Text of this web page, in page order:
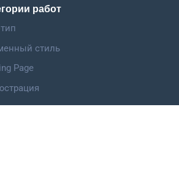
работ
стиль
Page
приложение